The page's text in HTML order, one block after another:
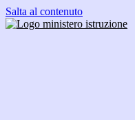
Salta al contenuto